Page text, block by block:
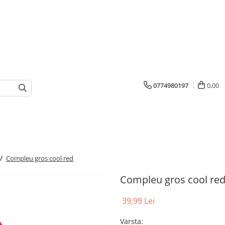
0774980197 0,00
Compleu gros cool red
Compleu gros cool red
39,99 Lei
Varsta: